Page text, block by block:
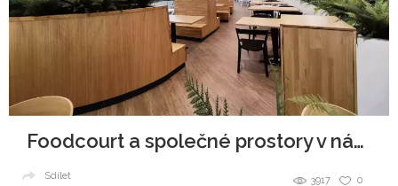
Foodcourt a společné prostory v nákupním centru
0
3917
Sdílet